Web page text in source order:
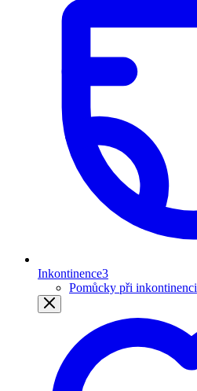
Inkontinence3
Pomůcky při inkontinenci